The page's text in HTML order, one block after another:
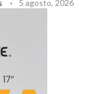
5 agosto, 2026